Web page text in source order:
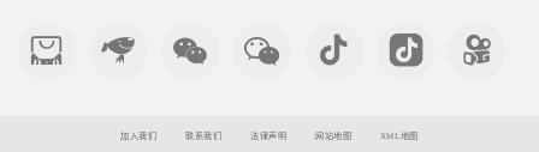
加入我们 联系我们 法律声明 网站地图 XML地图